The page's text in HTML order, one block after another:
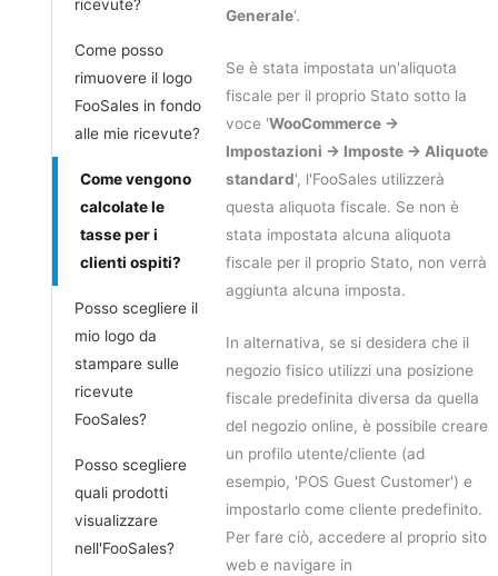
ricevute?
Come posso
rimuovere il logo
FooSales in fondo
alle mie ricevute?
Come vengono
calcolate le
tasse per i
clienti ospiti?
Posso scegliere il
mio logo da
stampare sulle
ricevute
FooSales?
Posso scegliere
quali prodotti
visualizzare
nell'FooSales?
Generale‘.
Se è stata impostata un'aliquota
fiscale per il proprio Stato sotto la
voce 'WooCommerce ->
Impostazioni -> Imposte -> Aliquote
standard', l'FooSales utilizzerà
questa aliquota fiscale. Se non è
stata impostata alcuna aliquota
fiscale per il proprio Stato, non verrà
aggiunta alcuna imposta.
In alternativa, se si desidera che il
negozio fisico utilizzi una posizione
fiscale predefinita diversa da quella
del negozio online, è possibile creare
un profilo utente/cliente (ad
esempio, 'POS Guest Customer') e
impostarlo come cliente predefinito.
Per fare ciò, accedere al proprio sito
web e navigare in